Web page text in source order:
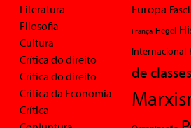
Literatura
Filosofia
Cultura
Crítica do direito
Crítica do direito
Crítica da Economia
Crítica
Europa
França Hegel
Internacional
de classes